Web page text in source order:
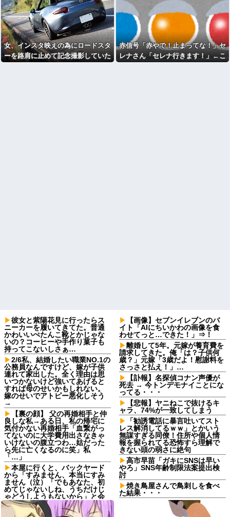
女、インスタ映えの為にロードスタ
ーを路肩に止めて記念撮影していた
赤信号「赤やで！止まってな！」セ
レナさん「セレナ行きます！」←こ
彼女と紫陽花見に行ったらス
ニーカーを履いてきてた。普通
かわいいぺたんこ靴とかじゃな
いの？コーヒーや手作り菓子も
持ってこないしさぁ…
2/6私、結婚したい職業NO.1の
公務員なんですけど、嫁が子供
連れて家出した。全く理由は思
いつかないけど強いてあげると
すれば母のせいかもしれない。
嫁のせいでアトピー悪化しそう
→
【裏の顔】 父の再婚相手と仲
良しな私→ある日、私の帰宅に
気付かない再婚相手「血繋がっ
てないのに大学費用出さなきゃ
いけないの腹立つわ…姑だった
ら先に亡くなるのに笑」私
「…」
本屋に行くと、バックヤード
から「すみません、本当にすみ
ません（泣）「でもあなた、初
めてじゃないしね、うちだけじ
ゃどうしようもないから」と会
話が聞こえてきた→する
と・・・
【画像】セブンイレブンのバ
イト「AIにちいかわの画像を食
わせてっと…できた！」⇒！
離婚して5年。元嫁が養育費を
請求してきた。俺「は？子供何
歳？」元嫁「3歳だよ！慰謝料を
さっさと払え！」…
【訃報】名探偵コナン声優が
死去 → 今トンデモナイことにな
ってる・・・
【悲報】ヤニねこで抜けるキ
ャラ、74%が一致してしまう
「勧誘電話に暴言吐いてスト
レス解消してるｗｗ」とかいう
無謀すぎる同僚！住所や個人情
報を握られてる恐怖すら理解で
きない頭の弱さに絶句
高市早苗「ガキにSNSは早い
やろ」SNS年齢制限法案提出検
討
焼き鳥屋さんで鳥刺しを食べ
た結果・・・
?悲報?リアルみいちゃん、共
産党の街宣で見つかる（※画像